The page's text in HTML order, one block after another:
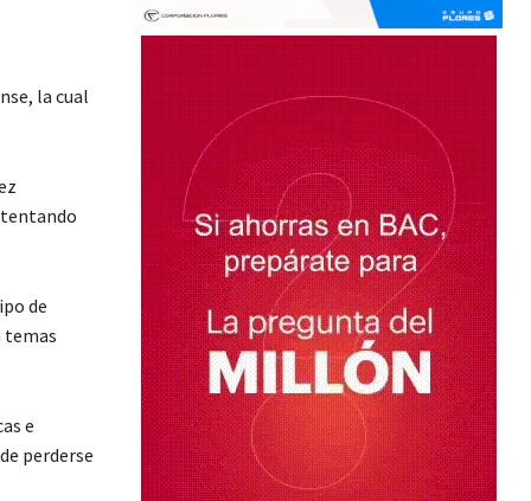
la cual
de
temas
e
perderse